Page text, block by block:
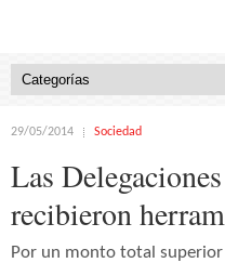
29/05/2014 Sociedad
Las
recibieron
Por un monto total